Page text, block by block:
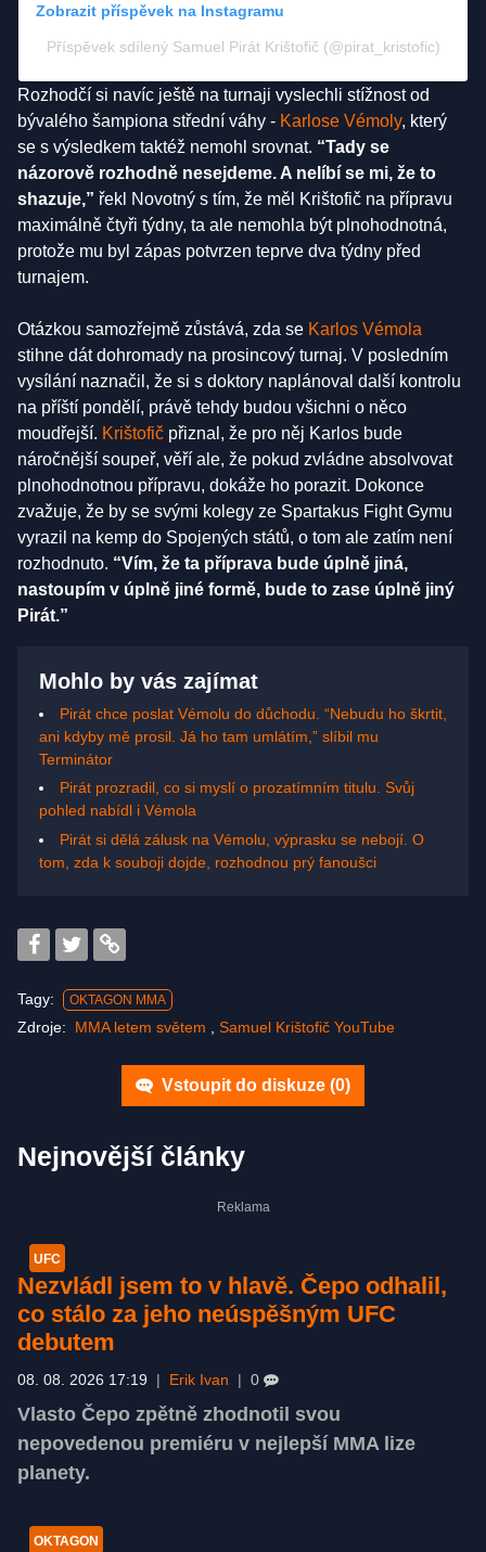
Zobrazit příspěvek na Instagramu
Příspěvek sdílený Samuel Pirát Krištofič (@pirat_kristofic)
Rozhodčí si navíc ještě na turnaji vyslechli stížnost od
bývalého šampiona střední váhy - Karlose Vémoly, který
se s výsledkem taktéž nemohl srovnat. “Tady se
názorově rozhodně nesejdeme. A nelíbí se mi, že to
shazuje,” řekl Novotný s tím, že měl Krištofič na přípravu
maximálně čtyři týdny, ta ale nemohla být plnohodnotná,
protože mu byl zápas potvrzen teprve dva týdny před
turnajem.
Otázkou samozřejmě zůstává, zda se Karlos Vémola
stihne dát dohromady na prosincový turnaj. V posledním
vysílání naznačil, že si s doktory naplánoval další kontrolu
na příští pondělí, právě tehdy budou všichni o něco
moudřejší. Krištofič přiznal, že pro něj Karlos bude
náročnější soupeř, věří ale, že pokud zvládne absolvovat
plnohodnotnou přípravu, dokáže ho porazit. Dokonce
zvažuje, že by se svými kolegy ze Spartakus Fight Gymu
vyrazil na kemp do Spojených států, o tom ale zatím není
rozhodnuto. “Vím, že ta příprava bude úplně jiná,
nastoupím v úplně jiné formě, bude to zase úplně jiný
Pirát.”
Mohlo by vás zajímat
Pirát chce poslat Vémolu do důchodu. “Nebudu ho škrtit,
ani kdyby mě prosil. Já ho tam umlátím,” slíbil mu
Terminátor
Pirát prozradil, co si myslí o prozatímním titulu. Svůj
pohled nabídl i Vémola
Pirát si dělá zálusk na Vémolu, výprasku se nebojí. O
tom, zda k souboji dojde, rozhodnou prý fanoušci
Tagy: OKTAGON MMA
Zdroje: MMA letem světem Samuel Krištofič YouTube
Vstoupit do diskuze (0)
Nejnovější články
UFC
Nezvládl jsem to v hlavě. Čepo odhalil,
co stálo za jeho neúspěšným UFC
debutem
08. 08. 2026 17:19 Erik Ivan 0
Vlasto Čepo zpětně zhodnotil svou
nepovedenou premiéru v nejlepší MMA lize
planety.
OKTAGON